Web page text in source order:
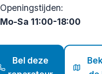
Openingstijden:
Mo-Sa 11:00-18:00
Bel deze